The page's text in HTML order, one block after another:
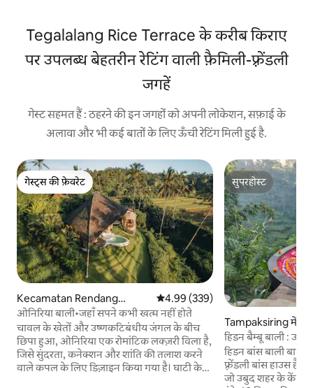
Tegalalang Rice Terrace के करीब किराए
पर उपलब्ध बेहतरीन रेटिंग वाली फ़ैमिली-फ़्रेंडली
जगहें
गेस्ट सहमत हैं : ठहरने की इन जगहों को अपनी लोकेशन, सफ़ाई के
अलावा और भी कई बातों के लिए ऊँची रेटिंग मिली हुई है.
गेस्ट्स की फ़ेवरेट
गेस्ट्स की फ़ेवरेट
Kecamatan Rendang
में कुटिया
औसत रेटिंग 5 में से 4.99, 339 समीक्षाएँ
4.99 (339)
ओनिरिया बाली•जहाँ सपने कभी खत्म नहीं होते
चावल के खेतों और उष्णकटिबंधीय जंगल के बीच
छिपा हुआ, ओनिरिया एक रोमांटिक लक्ज़री विला है,
जिसे सुंदरता, कनेक्शन और शांति की तलाश करने
वाले कपल के लिए डिज़ाइन किया गया है। घाटी के
सुपरहोस्ट
सुपरहोस्ट
Tampaksiring में
हिडन बैम्बू बाली : उबुद
हिडन बांस बाली
फ़्रेंडली बांस हाउस है,
जो उबुद शहर के केंद्र से